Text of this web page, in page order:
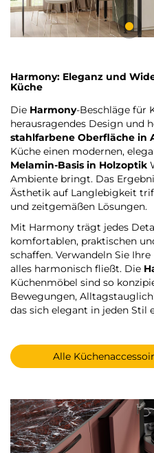
Harmony: Eleganz und
Küche
Die Harmony-Beschläge für
herausragendes Design und
stahlfarbene Oberfläche in
Küche einen modernen,
Melamin-Basis in Holzoptik
Ambiente bringt. Das
Ästhetik auf Langlebigkeit
und zeitgemäßen Lösungen.
Mit Harmony trägt jedes
komfortablen, praktischen
schaffen. Verwandeln Sie
alles harmonisch fließt. Die
Küchenmöbel sind so
Bewegungen,
das sich elegant in jeden Stil
Alle